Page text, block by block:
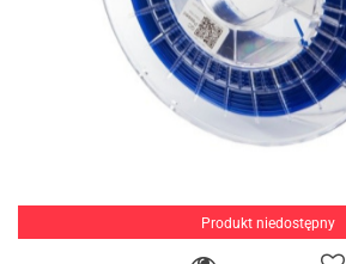
Produkt niedostępny